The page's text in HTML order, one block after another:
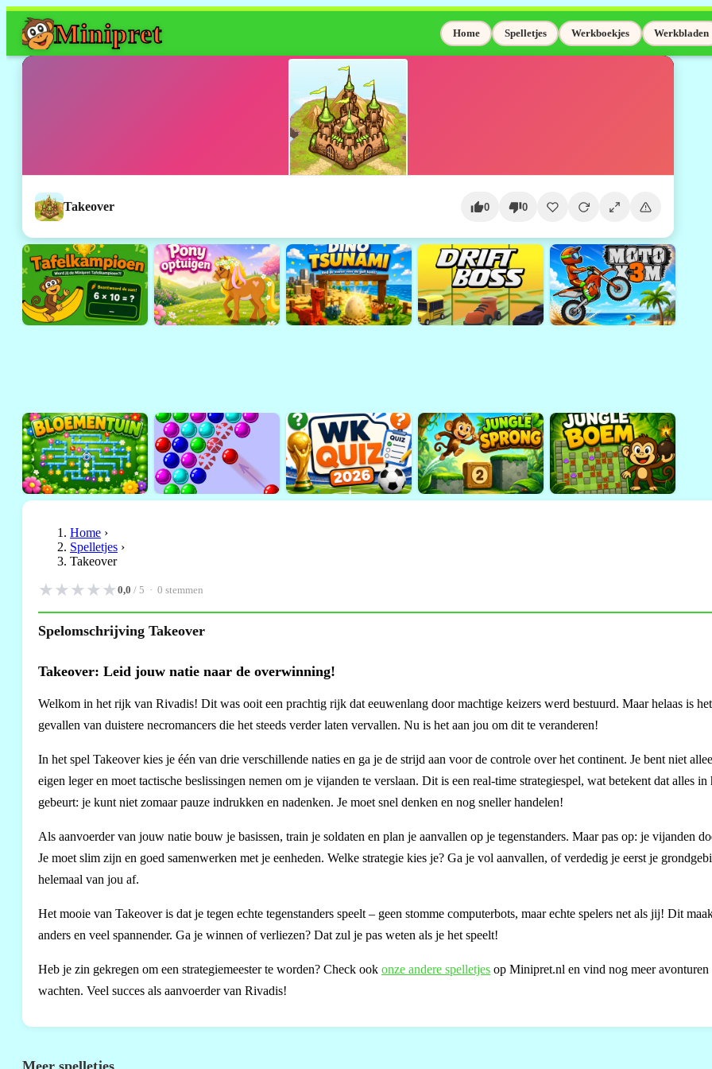
Minipret Home Spelletjes Werkboekjes Werkbladen
Takeover 0 0
Home ›
Spelletjes ›
Takeover
★★★★★0,0 / 5 · 0 stemmen
Spelomschrijving Takeover
Takeover: Leid jouw natie naar de overwinning!
Welkom in het rijk van Rivadis! Dit was ooit een prachtig rijk dat eeuwenlang door machtige keizers werd bestuurd. Maar helaas is
gevallen van duistere necromancers die het steeds verder laten vervallen. Nu is het aan jou om dit te veranderen!
In het spel Takeover kies je één van drie verschillende naties en ga je de strijd aan voor de controle over het continent. Je bent niet
eigen leger en moet tactische beslissingen nemen om je vijanden te verslaan. Dit is een real-time strategiespel, wat betekent dat alles in
gebeurt: je kunt niet zomaar pauze indrukken en nadenken. Je moet snel denken en nog sneller handelen!
Als aanvoerder van jouw natie bouw je basissen, train je soldaten en plan je aanvallen op je tegenstanders. Maar pas op: je vijanden
Je moet slim zijn en goed samenwerken met je eenheden. Welke strategie kies je? Ga je vol aanvallen, of verdedig je eerst je
helemaal van jou af.
Het mooie van Takeover is dat je tegen echte tegenstanders speelt – geen stomme computerbots, maar echte spelers net als jij! Dit
anders en veel spannender. Ga je winnen of verliezen? Dat zul je pas weten als je het speelt!
Heb je zin gekregen om een strategiemeester te worden? Check ook onze andere spelletjes op Minipret.nl en vind nog meer avonturen
wachten. Veel succes als aanvoerder van Rivadis!
Meer spelletjes